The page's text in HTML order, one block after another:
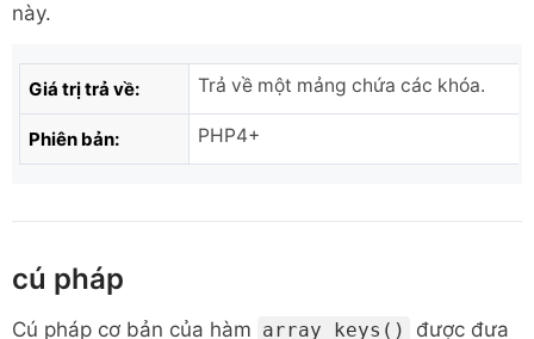
này.
Giá trị trả về: Trả về một mảng chứa các khóa.
Phiên bản: PHP4+
cú pháp
Cú pháp cơ bản của hàm array_keys()
được đưa